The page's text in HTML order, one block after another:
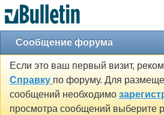
Сообщение форума
Если это ваш первый визит,
Справку по форуму. Для
сообщений необходимо
просмотра сообщений выберите